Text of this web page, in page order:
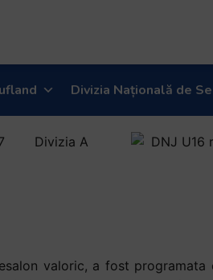
Divizia Națională de
Divizia A
valoric, a fost programata